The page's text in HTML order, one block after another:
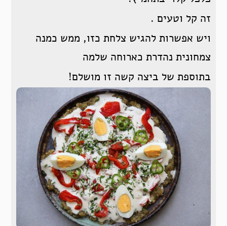
זה קל וטעים .
ויש אפשרות להגיש צלחת כזו, ממש כמנה
צמחונית נהדרת כארוחה שלמה
בתוספת של ביצה קשה זו מושלם!